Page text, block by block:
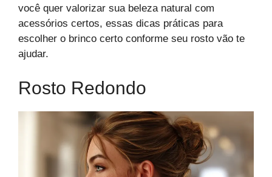
você quer valorizar sua beleza natural com
acessórios certos, essas dicas práticas para
escolher o brinco certo conforme seu rosto vão te
ajudar.
Rosto Redondo